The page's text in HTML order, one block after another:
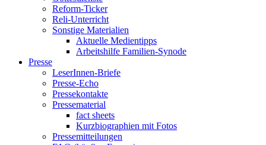
Reform-Ticker
Reli-Unterricht
Sonstige Materialien
Aktuelle Medientipps
Arbeitshilfe Familien-Synode
Presse
LeserInnen-Briefe
Presse-Echo
Pressekontakte
Pressematerial
fact sheets
Kurzbiographien mit Fotos
Pressemitteilungen